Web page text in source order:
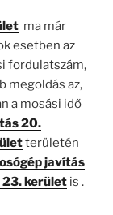
ma már
esetben az
fordulatszám,
megoldás az,
a mosási idő
20.
területén
javítás
23. kerület is .